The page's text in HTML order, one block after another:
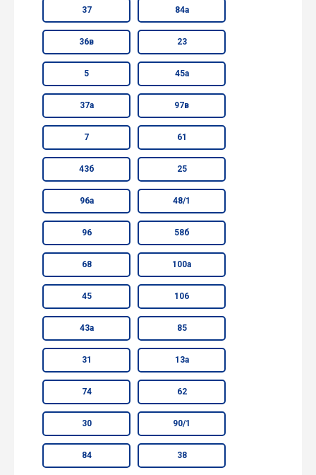
37 84а
36в 23
5 45а
37а 97в
7 61
43б 25
96а 48/1
96 58б
68 100а
45 106
43а 85
31 13а
74 62
30 90/1
84 38